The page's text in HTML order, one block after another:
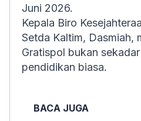
Juni 2026.
Kepala Biro
Setda Kaltim, Dasmiah,
Gratispol bukan
pendidikan biasa.
BACA JUGA